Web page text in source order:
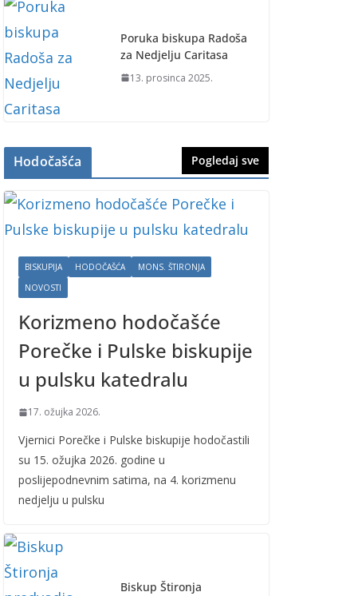
Poruka biskupa Radoša
za Nedjelju Caritasa
13. prosinca 2025.
Hodočašća Pogledaj sve
BISKUPIJA HODOČAŠĆA
MONS. ŠTIRONJA
NOVOSTI
Korizmeno hodočašće
Porečke i Pulske biskupije
u pulsku katedralu
17. ožujka 2026.
Vjernici Porečke i Pulske biskupije hodočastili
su 15. ožujka 2026. godine u
poslijepodnevnim satima, na 4. korizmenu
nedjelju u pulsku
Biskup Štironja